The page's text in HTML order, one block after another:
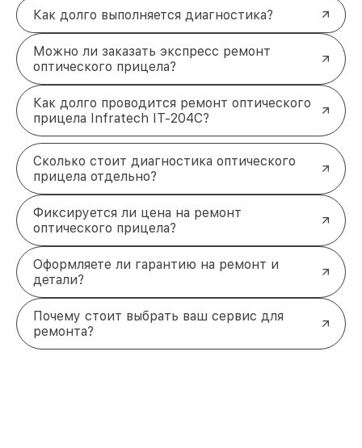
Как долго выполняется диагностика?
Можно ли заказать экспресс ремонт
оптического прицела?
Как долго проводится ремонт оптического
прицела Infratech IT-204C?
Сколько стоит диагностика оптического
прицела отдельно?
Фиксируется ли цена на ремонт
оптического прицела?
Оформляете ли гарантию на ремонт и
детали?
Почему стоит выбрать ваш сервис для
ремонта?